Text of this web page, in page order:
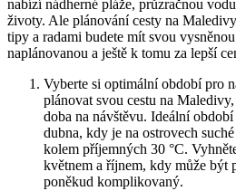
nabízí nádherné pláže, průzračnou
životy. Ale plánování cesty na
tipy a radami budete mít svou
naplánovanou a ještě k tomu za lepší
Vyberte si optimální období pro
plánovat svou cestu na
⁢doba na návštěvu. ​Ideální
dubna, kdy je na ostrovech⁢
kolem příjemných 30‌ °C.
květnem a říjnem, ‌kdy ⁢může být
poněkud komplikovaný.